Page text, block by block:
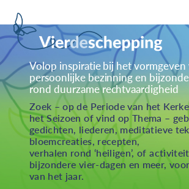
Home
Over Creaties
Over Vieren
Over Eten
Over Activiteiten
Inzenden
Volop inspiratie bij het vormgeven
persoonlijke bezinning en
rond duurzame rechtvaardigheid
Zoek – op de Periode van het
het Seizoen of vind op Thema –
gedichten, liederen, meditatieve
bloemcreaties, recepten,
verhalen rond ‘heiligen’, of
bijzondere vier-dagen en meer,
van het jaar.